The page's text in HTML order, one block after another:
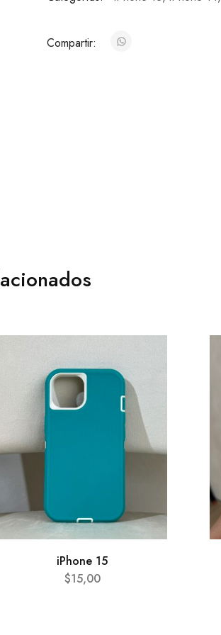
Compartir:
iPhone 15
$15,00